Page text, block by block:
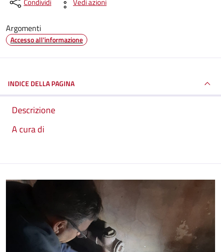
Argomenti
Accesso all'informazione
INDICE DELLA PAGINA
Descrizione
A cura di